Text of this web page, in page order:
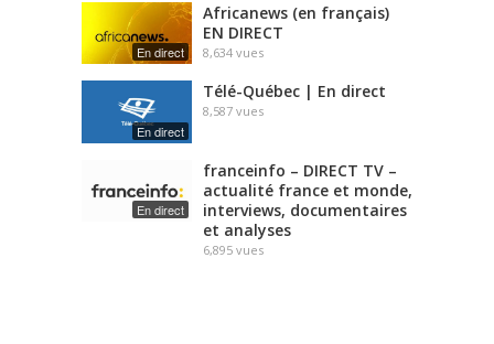
En direct
Africanews (en français)
EN DIRECT
8,634 vues
En direct
Télé-Québec | En direct
8,587 vues
En direct
franceinfo – DIRECT TV –
actualité france et monde,
interviews, documentaires
et analyses
6,895 vues